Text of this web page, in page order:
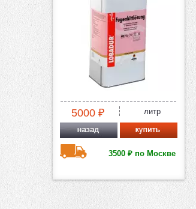
5000 ₽ литр
3500 ₽ по Москве